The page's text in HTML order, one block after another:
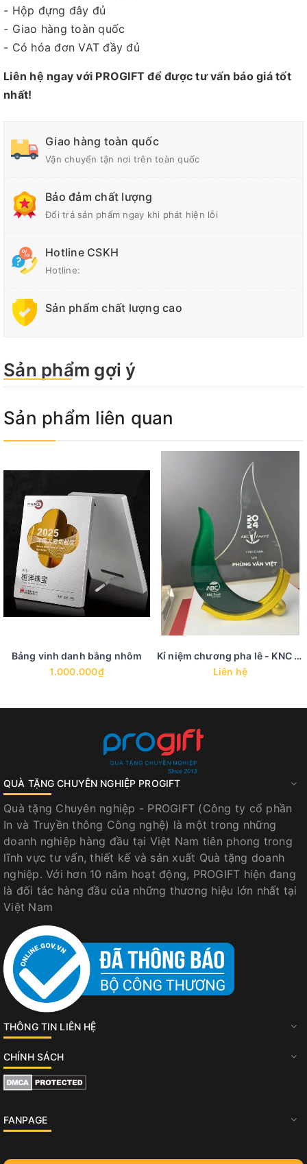
- Hộp đựng đây đủ
- Giao hàng toàn quốc
- Có hóa đơn VAT đầy đủ
Liên hệ ngay với PROGIFT để được tư vấn báo giá tốt
nhất!
Giao hàng toàn quốc
Vận chuyển tận nơi trên toàn quốc
Bảo đảm chất lượng
Đổi trả sản phẩm ngay khi phát hiện lỗi
Hotline CSKH
Hotline:
Sản phẩm chất lượng cao
Sản phẩm gợi ý
Sản phẩm liên quan
Bảng vinh danh bằng nhôm
1.000.000₫
Kỉ niệm chương pha lê - KNC 41
Liên hệ
QUÀ TẶNG CHUYÊN NGHIỆP PROGIFT
Quà tặng Chuyên nghiệp - PROGIFT (Công ty cổ phần
In và Truyền thông Công nghệ) là một trong những
doanh nghiệp hàng đầu tại Việt Nam tiên phong trong
lĩnh vực tư vấn, thiết kế và sản xuất Quà tặng doanh
nghiệp. Với hơn 10 năm hoạt động, PROGIFT hiện đang
là đối tác hàng đầu của những thương hiệu lớn nhất tại
Việt Nam
THÔNG TIN LIÊN HỆ
CHÍNH SÁCH
FANPAGE